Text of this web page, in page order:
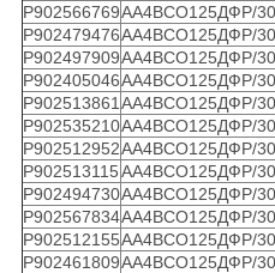
Р902566769АА4ВСО125ДФР/
Р902479476АА4ВСО125ДФР/
Р902497909АА4ВСО125ДФР/
Р902405046АА4ВСО125ДФР/
Р902513861 АА4ВСО125ДФР/
Р902535210АА4ВСО125ДФР/
Р902512952АА4ВСО125ДФР/
Р902513115АА4ВСО125ДФР/
Р902494730АА4ВСО125ДФР/
Р902567834АА4ВСО125ДФР/
Р902512155АА4ВСО125ДФР/
Р902461809АА4ВСО125ДФР/